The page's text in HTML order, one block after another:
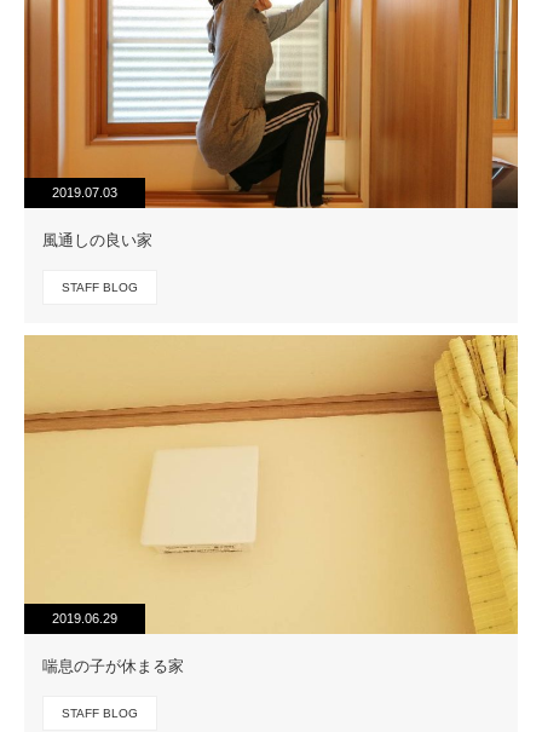
2019.07.03
風通しの良い家
STAFF BLOG
2019.06.29
喘息の子が休まる家
STAFF BLOG